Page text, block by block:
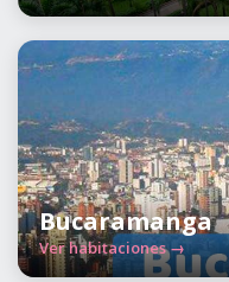
Bucaramanga
Ver habitaciones →